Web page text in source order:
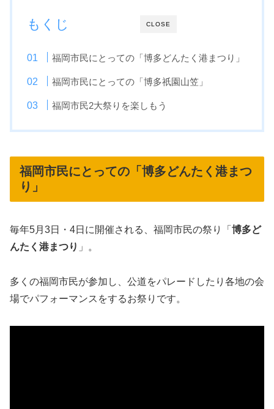
CLOSE
もくじ
福岡市民にとっての「博多どんたく港まつり」
福岡市民にとっての「博多祇園山笠」
福岡市民2大祭りを楽しもう
福岡市民にとっての「博多どんたく港まつ
り」
毎年5月3日・4日に開催される、福岡市民の祭り「 博多ど
んたく港まつり 」。
多くの福岡市民が参加し、公道をパレードしたり各地の会
場でパフォーマンスをするお祭りです。